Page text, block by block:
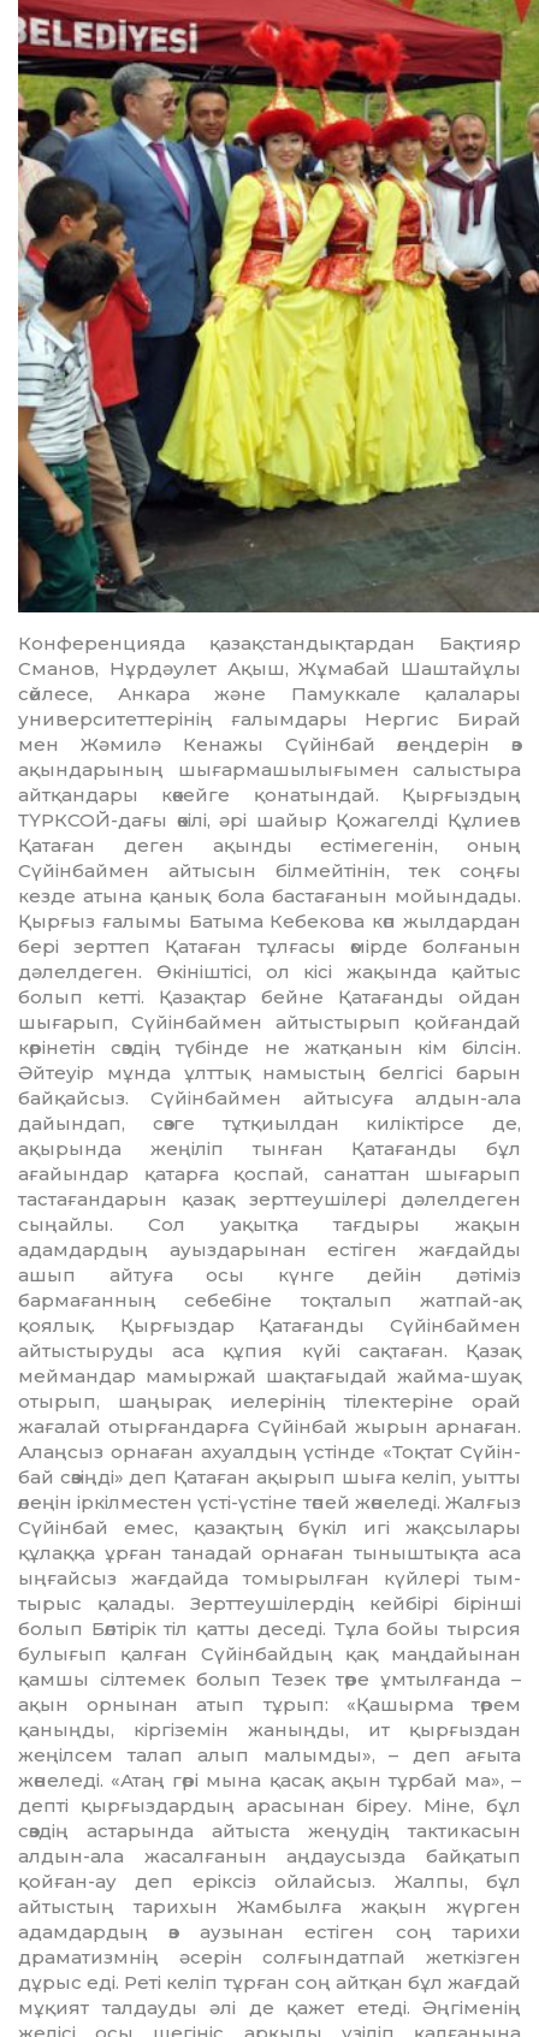
Конференцияда қазақстандықтардан Бақтияр
Сманов, Нұрдәулет Ақыш, Жұмабай Шаштайұлы
сөйлесе, Анкара және Памуккале қалалары
университет­терінің ғалымдары Нергис Бирай
мен Жәмилә Кенажы Сүйінбай өлеңдерін өз
ақындарының шығармашылығымен салыстыра
айтқандары көкейге қонатын­дай. Қырғыздың
ТҮРКСОЙ-дағы өкілі, әрі шайыр Қожагелді Құлиев
Қатаған деген ақынды естімегенін, оның
Сүйінбаймен айтысын білмейтінін, тек соңғы
кезде атына қанық бола бастағанын мойындады.
Қырғыз ғалымы Батыма Кебекова көп жылдардан
бері зерттеп Қатаған тұлғасы өмірде болғанын
дәлелдеген. Өкініштісі, ол кісі жақында қайтыс
болып кетті. Қазақтар бейне Қатағанды ойдан
шығарып, Сүйінбаймен айтыстырып қойғандай
көрінетін сөздің түбінде не жатқанын кім білсін.
Әйтеуір мұнда ұлттық намыстың белгісі барын
байқай­сыз. Сүйінбаймен айтысуға алдын-ала
дайындап, сөзге тұтқиылдан киліктірсе де,
ақырында жеңіліп тынған Қатағанды бұл
ағайындар қатарға қоспай, санаттан шығарып
тастағандарын қазақ зерттеу­шілері дәлелдеген
сыңайлы. Сол уақытқа тағдыры жақын
адамдардың ауыздарынан естіген жағдайды
ашып айтуға осы күнге дейін дәтіміз
бармағанның себе­біне тоқталып жатпай-ақ
қоялық. Қырғыз­дар Қатағанды Сүйінбаймен
айтыстыруды аса құпия күйі сақтаған. Қазақ
меймандар мамыржай шақтағыдай жайма-шуақ
отырып, шаңырақ иелерінің тілектеріне орай
жағалай отырғандарға Сүйінбай жырын арнаған.
Алаңсыз орнаған ахуалдың үстінде «Тоқтат Сүйін­
бай сөзіңді» деп Қатаған ақырып шыға келіп, уытты
өлеңін іркілместен үсті-үстіне төпей жөнеледі. Жалғыз
Сүйінбай емес, қазақтың бүкіл игі жақсылары
құлаққа ұрған танадай орнаған тыныш­тық­та аса
ыңғайсыз жағдайда томырыл­ған күйлері тым-
тырыс қалады. Зерттеу­ші­лердің кейбірі бірінші
болып Бөлтірік тіл қатты деседі. Тұла бойы тырсия
булы­ғып қалған Сүйінбайдың қақ маңдайынан
қамшы сілтемек болып Тезек төре ұмтыл­ғанда –
ақын орнынан атып тұрып: «Қа­шыр­ма төрем
қаныңды, кіргіземін жа­ныңды, ит қырғыздан
жеңілсем талап алып малымды», – деп ағыта
жөнеледі. «Атаң гөрі мына қасақ ақын тұрбай ма», –
деп­ті қырғыздардың арасынан біреу. Міне, бұл
сөздің астарында айтыста жеңу­дің тактикасын
алдын-ала жасал­ға­нын аңдаусызда байқатып
қойған-ау деп еріксіз ойлайсыз. Жалпы, бұл
айтыстың тарихын Жамбылға жақын жүрген
адам­дардың өз аузынан естіген соң тарихи
драматизмнің әсерін солғындатпай жет­кізген
дұрыс еді. Реті келіп тұрған соң айтқан бұл жағдай
мұқият талдауды әлі де қажет етеді. Әңгіменің